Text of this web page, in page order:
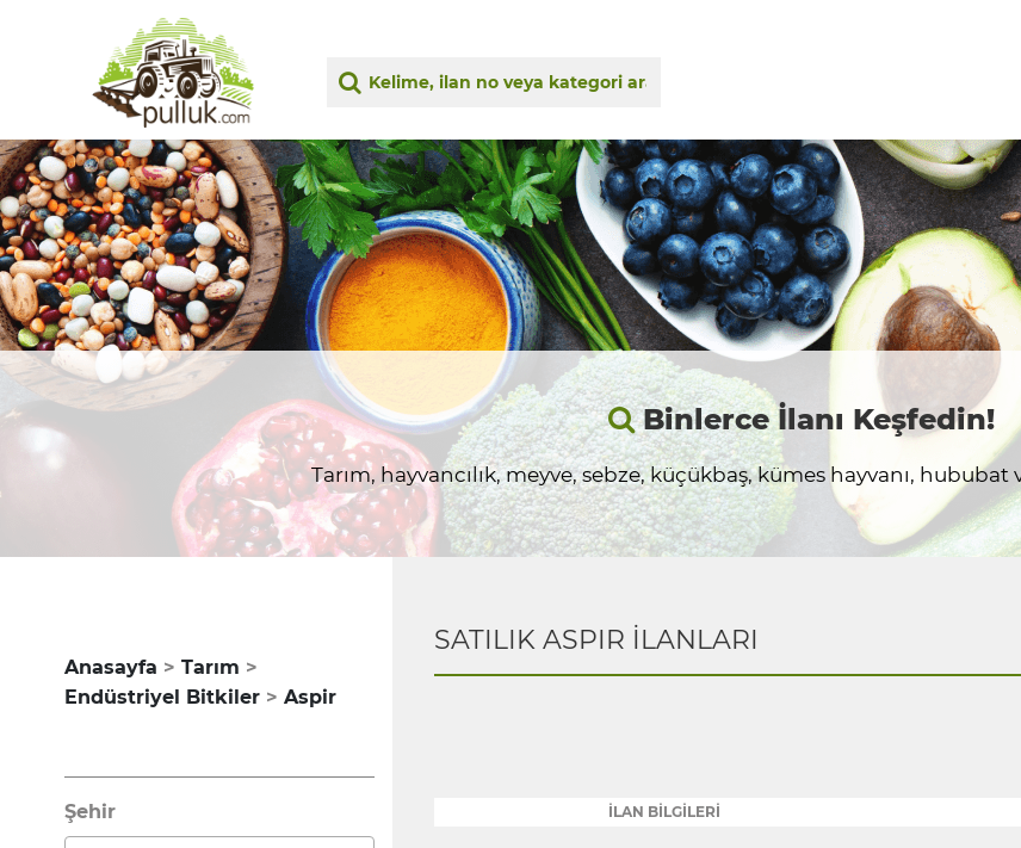
Binlerce İlanı Keşfedin!
Tarım, hayvancılık, meyve, sebze, küçükbaş, kümes hayvanı,
Anasayfa
Tarım
Endüstriyel Bitkiler
Aspir
Şehir
SATILIK ASPIR İLANLARI
İLAN BİLGİLERİ